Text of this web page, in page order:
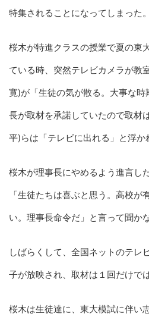
特集されることになってしまった。
桜木が特進クラスの授業で夏の東
ている時、突然テレビカメラが教
寛)が「生徒の気が散る。大事な
長が取材を承諾していたので取材
平)らは「テレビに出れる」と浮か
桜木が理事長にやめるよう進言し
「生徒たちは喜ぶと思う。高校が
い。理事長命令だ」と言って聞か
しばらくして、全国ネットのテレ
子が放映され、取材は１回だけで
桜木は生徒達に、東大模試に伴い